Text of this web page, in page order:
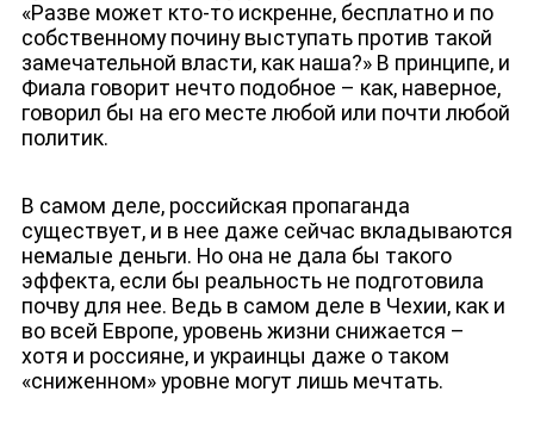
ДЕПУТАТЫ К СЪЕЗДУ
«Разве может кто-то искренне, бесплатно и по
собственному почину выступать против такой
замечательной власти, как наша?» В принципе, и
Фиала говорит нечто подобное – как, наверное,
говорил бы на его месте любой или почти любой
политик.
В самом деле, российская пропаганда
существует, и в нее даже сейчас вкладываются
немалые деньги. Но она не дала бы такого
эффекта, если бы реальность не подготовила
почву для нее. Ведь в самом деле в Чехии, как и
во всей Европе, уровень жизни снижается –
хотя и россияне, и украинцы даже о таком
«сниженном» уровне могут лишь мечтать.